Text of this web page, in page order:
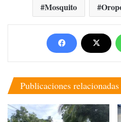
Mosquito
Publicaciones relacionadas